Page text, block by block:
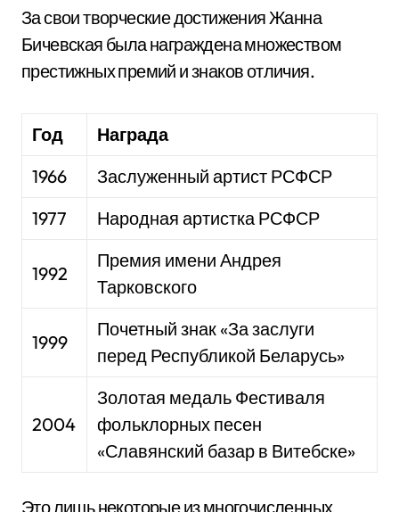
За свои творческие достижения Жанна
Бичевская была награждена множеством
престижных премий и знаков отличия.
Год
Награда
1966
Заслуженный артист РСФСР
1977
Народная артистка РСФСР
1992
Премия имени Андрея
Тарковского
1999
Почетный знак «За заслуги
перед Республикой Беларусь»
2004
Золотая медаль Фестиваля
фольклорных песен
«Славянский базар в Витебске»
Это лишь некоторые из многочисленных